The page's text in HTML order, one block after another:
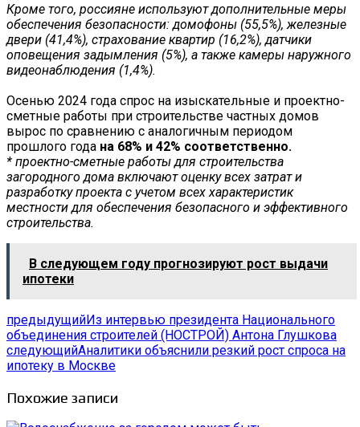
Кроме того, россияне используют дополнительные меры
обеспечения безопасности: домофоны (55,5%), железные
двери (41,4%), страхование квартир (16,2%), датчики
оповещения задымления (5%), а также камеры наружного
видеонаблюдения (1,4%).
Осенью 2024 года спрос на изыскательные и проектно-
сметные работы при строительстве частных домов
вырос по сравнению с аналогичным периодом
прошлого года на 68% и 42% соответственно.
* проектно-сметные работы для строительства
загородного дома включают оценку всех затрат и
разработку проекта с учетом всех характеристик
местности для обеспечения безопасного и эффективного
строительства.
В следующем году прогнозируют рост выдачи
ипотеки
предыдущийИз интервью президента Национального
объединения строителей (НОСТРОЙ) Антона Глушкова
следующийАналитики объяснили резкий рост спроса на
ипотеку в Москве
Похожие записи